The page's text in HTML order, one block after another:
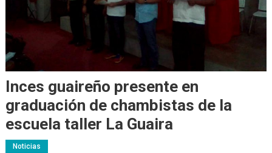
Inces guaireño presente en
graduación de chambistas de la
escuela taller La Guaira
Noticias